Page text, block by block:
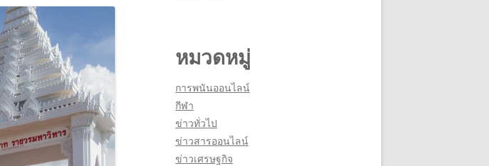
หมวดหมู่
การพนันออนไลน์
กีฬา
ข่าวทั่วไป
ข่าวสารออนไลน์
ข่าวเศรษฐกิจ